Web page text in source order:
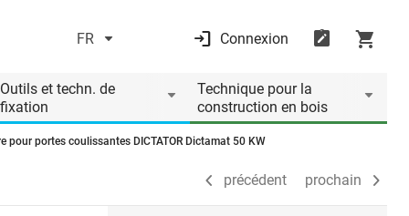
FR Connexion
Outils et techn. de
fixation
Technique pour la
construction en bois
pour portes coulissantes DICTATOR Dictamat 50 KW
précédent prochain
précédent prochain